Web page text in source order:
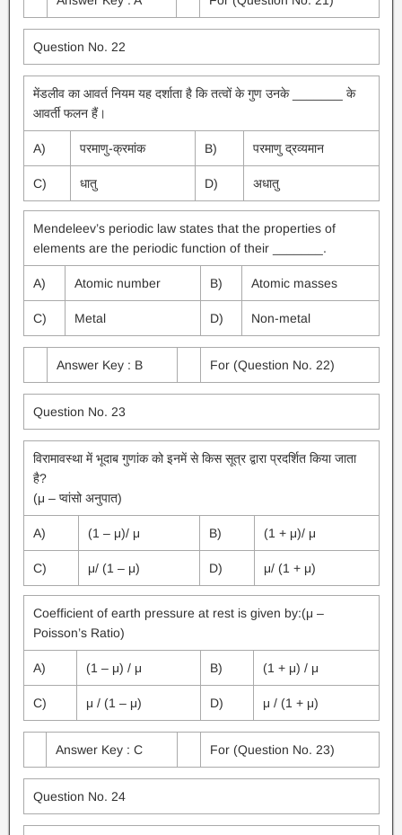
Question No. 22
मेंडलीव का आवर्त नियम यह दर्शाता है कि तत्वों के गुण उनके _______ के
आवर्ती फलन हैं।
A) परमाणु-क्रमांक B) परमाणु द्रव्यमान
C) धातु D) अधातु
Mendeleev’s periodic law states that the properties of
elements are the periodic function of their _______.
A) Atomic number B) Atomic masses
C) Metal D) Non-metal
Answer Key : B For (Question No. 22)
Question No. 23
विरामावस्था में भूदाब गुणांक को इनमें से किस सूत्र द्वारा प्रदर्शित किया जाता
है?
(μ – प्वांसो अनुपात)
A) (1 – μ)/ μ B) (1 + μ)/ μ
C) μ/ (1 – μ) D) μ/ (1 + μ)
Coefficient of earth pressure at rest is given by:(μ –
Poisson’s Ratio)
A) (1 – μ) / μ B) (1 + μ) / μ
C) μ / (1 – μ) D) μ / (1 + μ)
Answer Key : C For (Question No. 23)
Question No. 24